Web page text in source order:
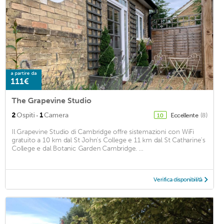
a partire da
111€
The Grapevine Studio
2Ospiti · 1Camera 10 Eccellente (8)
Il Grapevine Studio di Cambridge offre sistemazioni con WiFi
gratuito a 10 km dal St John's College e 11 km dal St Catharine's
College e dal Botanic Garden Cambridge. ...
Verifica disponibilità